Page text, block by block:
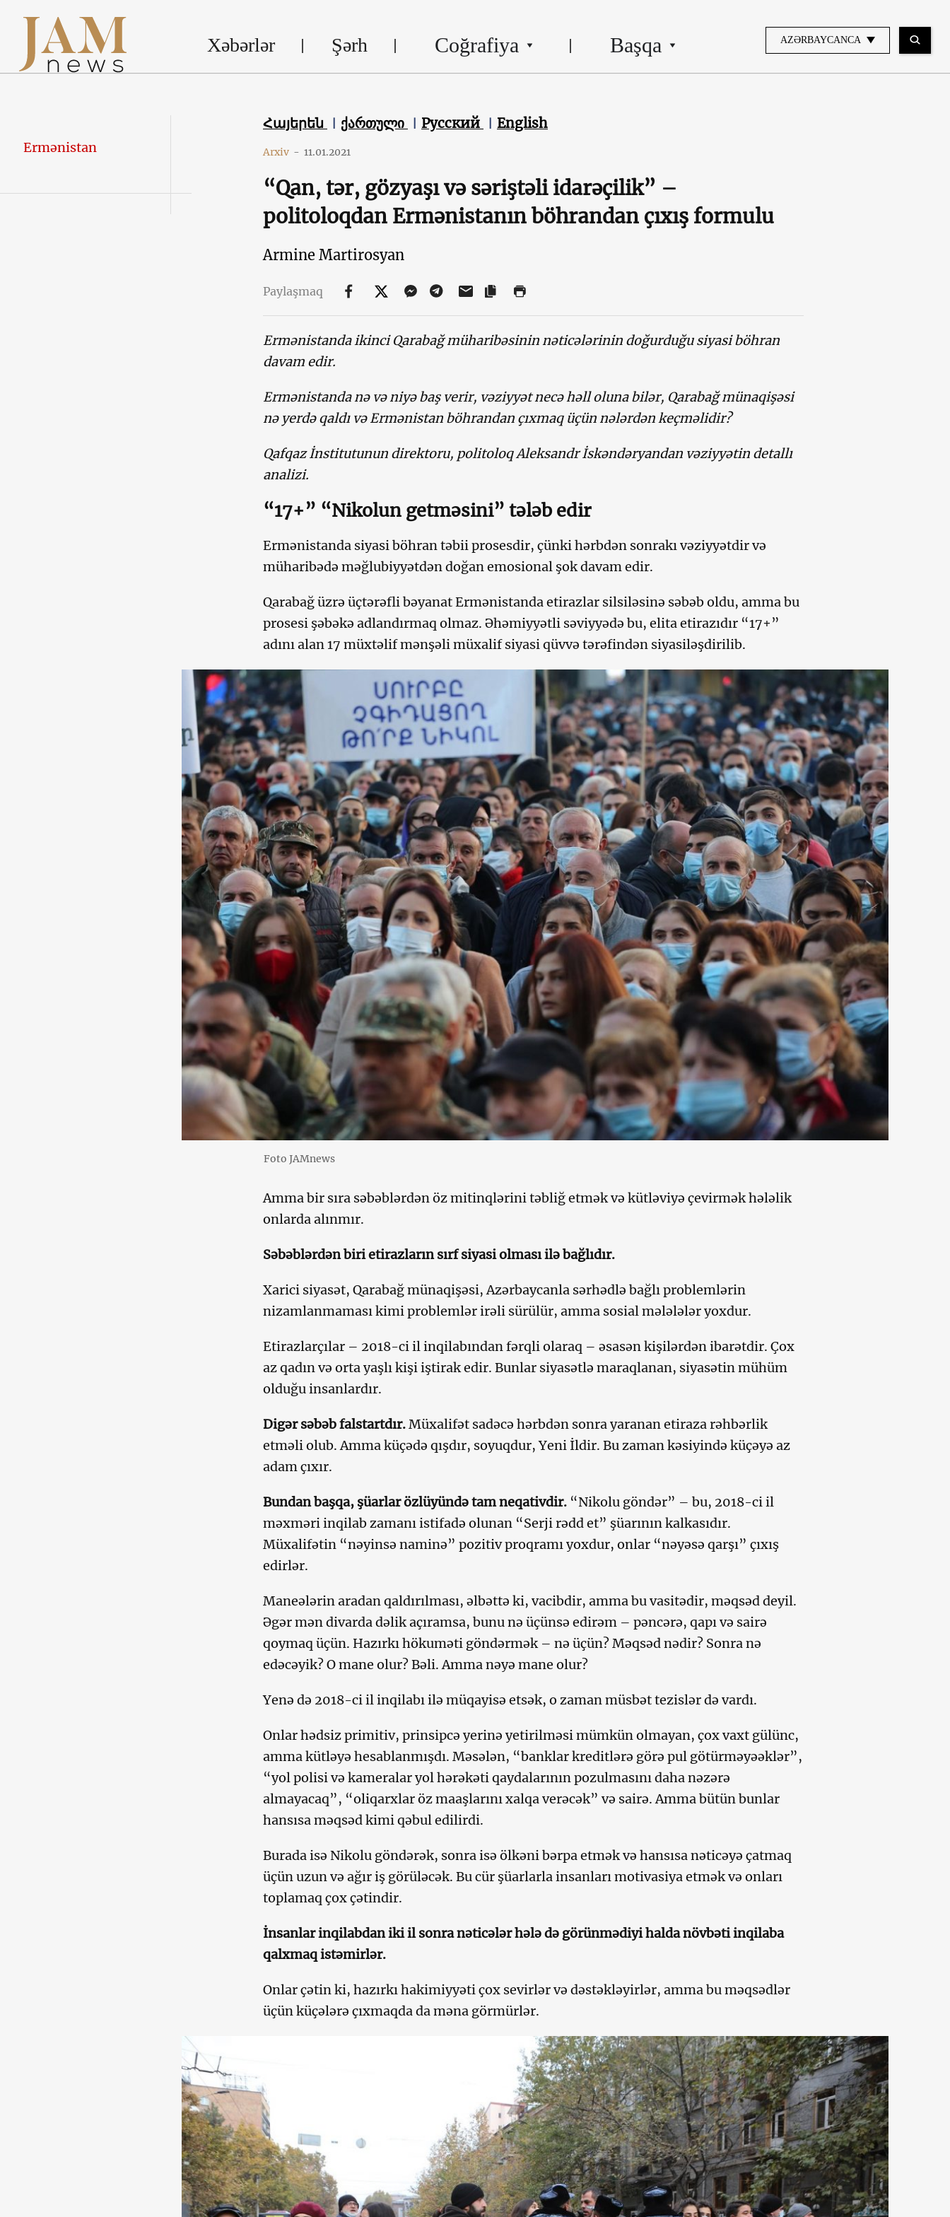
Xəbərlər Şərh Coğrafiya Başqa AZƏRBAYCANCA
Ermənistan
Հայերեն ქართული Русский English
Arxiv - 11.01.2021
“Qan, tər, gözyaşı və səriştəli idarəçilik” –
politoloqdan Ermənistanın böhrandan çıxış formulu
Armine Martirosyan
Paylaşmaq
Ermənistanda ikinci Qarabağ müharibəsinin nəticələrinin doğurduğu siyasi böhran
davam edir.
Ermənistanda nə və niyə baş verir, vəziyyət necə həll oluna bilər, Qarabağ münaqişəsi
nə yerdə qaldı və Ermənistan böhrandan çıxmaq üçün nələrdən keçməlidir?
Qafqaz İnstitutunun direktoru, politoloq Aleksandr İskəndəryandan vəziyyətin detallı
analizi.
“17+” “Nikolun getməsini” tələb edir
Ermənistanda siyasi böhran təbii prosesdir, çünki hərbdən sonrakı vəziyyətdir və
müharibədə məğlubiyyətdən doğan emosional şok davam edir.
Qarabağ üzrə üçtərəfli bəyanat Ermənistanda etirazlar silsiləsinə səbəb oldu, amma bu
prosesi şəbəkə adlandırmaq olmaz. Əhəmiyyətli səviyyədə bu, elita etirazıdır “17+”
adını alan 17 müxtəlif mənşəli müxalif siyasi qüvvə tərəfindən siyasiləşdirilib.
Foto JAMnews
Amma bir sıra səbəblərdən öz mitinqlərini təbliğ etmək və kütləviyə çevirmək hələlik
onlarda alınmır.
Səbəblərdən biri etirazların sırf siyasi olması ilə bağlıdır.
Xarici siyasət, Qarabağ münaqişəsi, Azərbaycanla sərhədlə bağlı problemlərin
nizamlanmaması kimi problemlər irəli sürülür, amma sosial mələlələr yoxdur.
Etirazlarçılar – 2018-ci il inqilabından fərqli olaraq – əsasən kişilərdən ibarətdir. Çox
az qadın və orta yaşlı kişi iştirak edir. Bunlar siyasətlə maraqlanan, siyasətin mühüm
olduğu insanlardır.
Digər səbəb falstartdır.Müxalifət sadəcə hərbdən sonra yaranan etiraza rəhbərlik
etməli olub. Amma küçədə qışdır, soyuqdur, Yeni İldir. Bu zaman kəsiyində küçəyə az
adam çıxır.
Bundan başqa, şüarlar özlüyündə tam neqativdir. “Nikolu göndər” – bu, 2018-ci il
məxməri inqilab zamanı istifadə olunan “Serji rədd et” şüarının kalkasıdır.
Müxalifətin “nəyinsə naminə” pozitiv proqramı yoxdur, onlar “nəyəsə qarşı” çıxış
edirlər.
Maneələrin aradan qaldırılması, əlbəttə ki, vacibdir, amma bu vasitədir, məqsəd deyil.
Əgər mən divarda dəlik açıramsa, bunu nə üçünsə edirəm – pəncərə, qapı və sairə
qoymaq üçün. Hazırkı hökuməti göndərmək – nə üçün? Məqsəd nədir? Sonra nə
edəcəyik? O mane olur? Bəli. Amma nəyə mane olur?
Yenə də 2018-ci il inqilabı ilə müqayisə etsək, o zaman müsbət tezislər də vardı.
Onlar hədsiz primitiv, prinsipcə yerinə yetirilməsi mümkün olmayan, çox vaxt gülünc,
amma kütləyə hesablanmışdı. Məsələn, “banklar kreditlərə görə pul götürməyəəklər”,
“yol polisi və kameralar yol hərəkəti qaydalarının pozulmasını daha nəzərə
almayacaq”, “oliqarxlar öz maaşlarını xalqa verəcək” və sairə. Amma bütün bunlar
hansısa məqsəd kimi qəbul edilirdi.
Burada isə Nikolu göndərək, sonra isə ölkəni bərpa etmək və hansısa nəticəyə çatmaq
üçün uzun və ağır iş görüləcək. Bu cür şüarlarla insanları motivasiya etmək və onları
toplamaq çox çətindir.
İnsanlar inqilabdan iki il sonra nəticələr hələ də görünmədiyi halda növbəti inqilaba
qalxmaq istəmirlər.
Onlar çətin ki, hazırkı hakimiyyəti çox sevirlər və dəstəkləyirlər, amma bu məqsədlər
üçün küçələrə çıxmaqda da məna görmürlər.